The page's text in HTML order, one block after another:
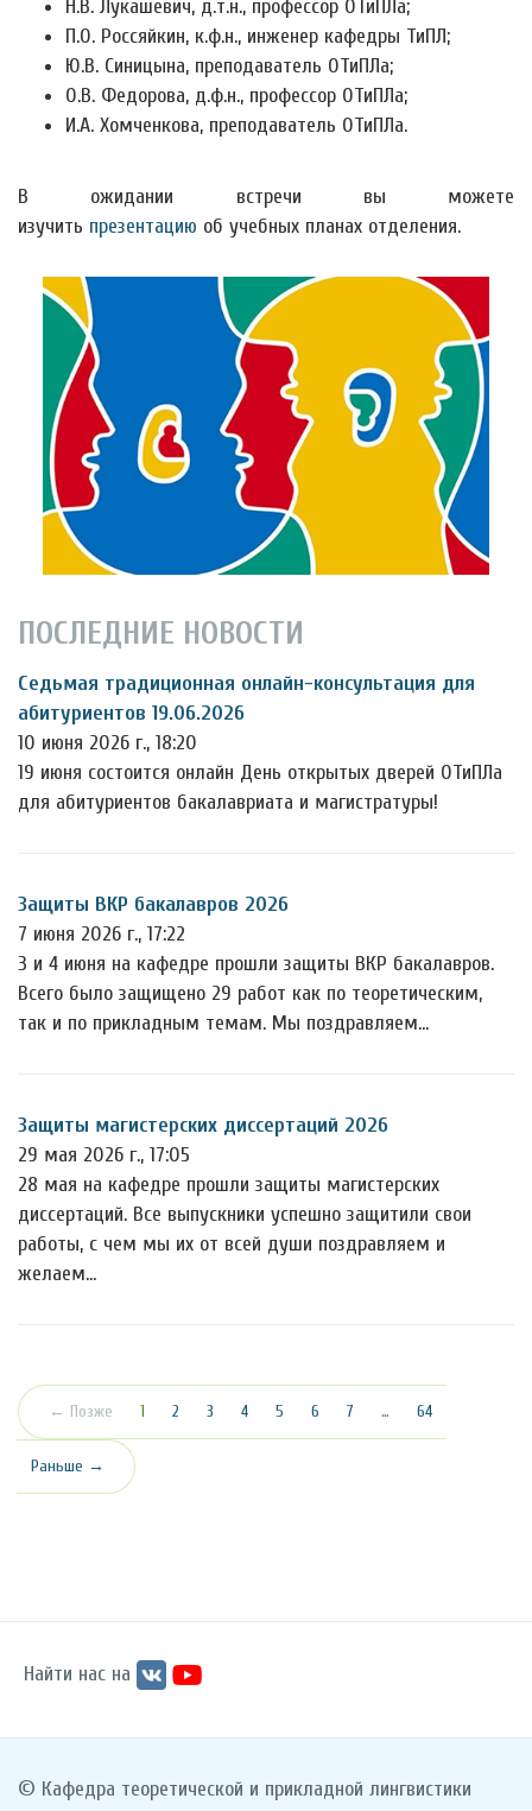
Н.В. Лукашевич, д.т.н., профессор ОТиПЛа;
П.О. Россяйкин, к.ф.н., инженер кафедры ТиПЛ;
Ю.В. Синицына, преподаватель ОТиПЛа;
О.В. Федорова, д.ф.н., профессор ОТиПЛа;
И.А. Хомченкова, преподаватель ОТиПЛа.
В ожидании встречи вы можете
изучить презентацию об учебных планах отделения.
ПОСЛЕДНИЕ НОВОСТИ
Седьмая традиционная онлайн-консультация для
абитуриентов 19.06.2026
10 июня 2026 г., 18:20
19 июня состоится онлайн День открытых дверей ОТиПЛа
для абитуриентов бакалавриата и магистратуры!
Защиты ВКР бакалавров 2026
7 июня 2026 г., 17:22
3 и 4 июня на кафедре прошли защиты ВКР бакалавров.
Всего было защищено 29 работ как по теоретическим,
так и по прикладным темам. Мы поздравляем…
Защиты магистерских диссертаций 2026
29 мая 2026 г., 17:05
28 мая на кафедре прошли защиты магистерских
диссертаций. Все выпускники успешно защитили свои
работы, с чем мы их от всей души поздравляем и
желаем…
← Позже 1 (текущая)
2 3 4 5 6 7 … 64
Раньше →
Найти нас на
© Кафедра теоретической и прикладной лингвистики